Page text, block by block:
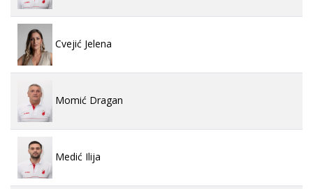
Cvejić Jelena
Momić Dragan
Medić Ilija